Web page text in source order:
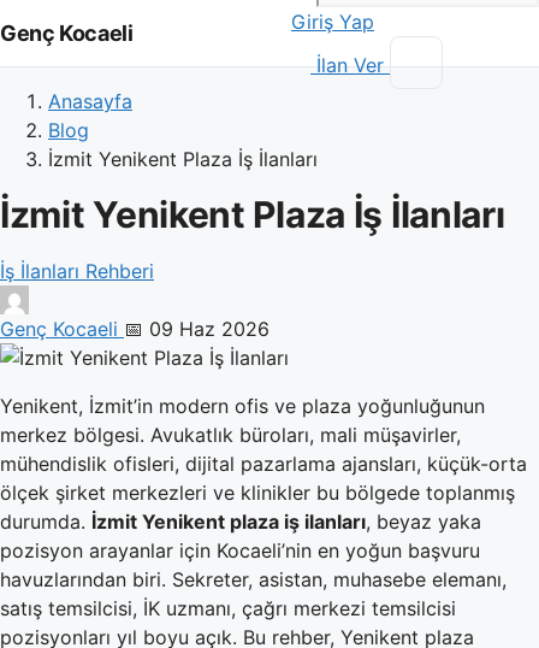
Genç Kocaeli
Giriş Yap
İlan Ver
Anasayfa
Blog
İzmit Yenikent Plaza İş İlanları
İzmit Yenikent Plaza İş İlanları
İş İlanları Rehberi
Genç Kocaeli 📅 09 Haz 2026
Yenikent, İzmit’in modern ofis ve plaza yoğunluğunun
merkez bölgesi. Avukatlık büroları, mali müşavirler,
mühendislik ofisleri, dijital pazarlama ajansları, küçük-orta
ölçek şirket merkezleri ve klinikler bu bölgede toplanmış
durumda. İzmit Yenikent plaza iş ilanları, beyaz yaka
pozisyon arayanlar için Kocaeli’nin en yoğun başvuru
havuzlarından biri. Sekreter, asistan, muhasebe elemanı,
satış temsilcisi, İK uzmanı, çağrı merkezi temsilcisi
pozisyonları yıl boyu açık. Bu rehber, Yenikent plaza